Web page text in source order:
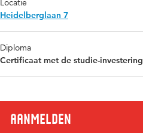
Locatie
Heidelberglaan 7
Diploma
Certificaat met de studie-investering
Aanmelden